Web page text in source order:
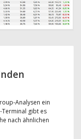
Analysen ein
Terminal gibt es
nach ähnlichen